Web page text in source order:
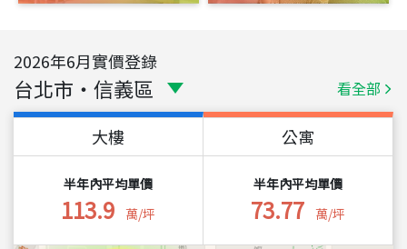
2026年6月實價登錄
台北市 ・ 信義區 看全部
大樓
半年內平均單價
113.9 萬/坪
公寓
半年內平均單價
73.77 萬/坪